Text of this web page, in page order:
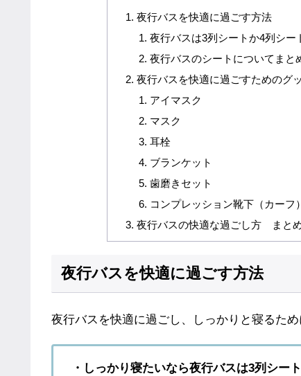
夜行バスを快適に過ごす方法
夜行バスは3列シートか4列シー
夜行バスのシートについてまと
夜行バスを快適に過ごすためのグ
アイマスク
マスク
耳栓
ブランケット
歯磨きセット
コンプレッション靴下（カーフ）
夜行バスの快適な過ごし方 まと
夜行バスを快適に過ごす方法
夜行バスを快適に過ごし、しっかりと寝るため
・しっかり寝たいなら夜行バスは3列シー